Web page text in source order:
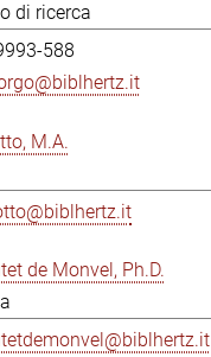
di ricerca
588
M.A.
de Monvel, Ph.D.